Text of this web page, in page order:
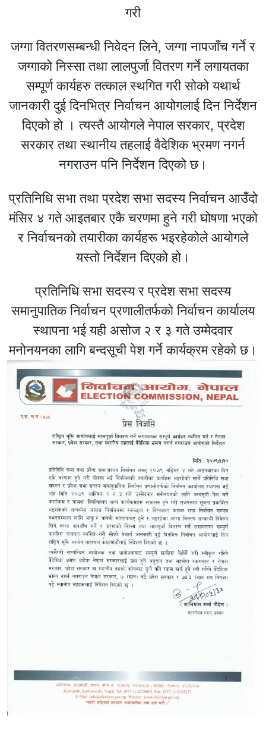
गरी
जग्गा वितरणसम्बन्धी निवेदन लिने, जग्गा नापजाँच गर्ने र
जग्गाको निस्सा तथा लालपुर्जा वितरण गर्ने लगायतका
सम्पूर्ण कार्यहरु तत्काल स्थगित गरी सोको यथार्थ
जानकारी दुई दिनभित्र निर्वाचन आयोगलाई दिन निर्देशन
दिएको हो । त्यस्तै आयोगले नेपाल सरकार, प्रदेश
सरकार तथा स्थानीय तहलाई वैदेशिक भ्रमण नगर्न
नगराउन पनि निर्देशन दिएको छ।
प्रतिनिधि सभा तथा प्रदेश सभा सदस्य निर्वाचन आउँदो
मंसिर ४ गते आइतबार एकै चरणमा हुने गरी घोषणा भएको
र निर्वाचनको तयारीका कार्यहरू भइरहेकोले आयोगले
यस्तो निर्देशन दिएको हो।
प्रतिनिधि सभा सदस्य र प्रदेश सभा सदस्य
समानुपातिक निर्वाचन प्रणालीतर्फको निर्वाचन कार्यालय
स्थापना भई यही असोज २ र ३ गते उम्मेदवार
मनोनयनका लागि बन्दसूची पेश गर्ने कार्यक्रम रहेको छ।